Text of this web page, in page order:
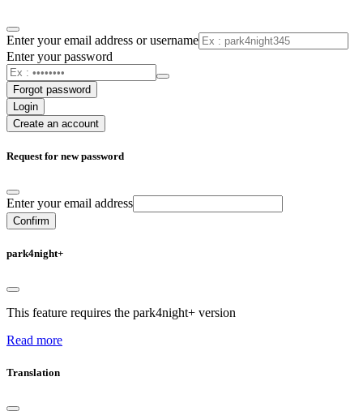
Enter your email address or username
Enter your password
Forgot password
Login
Create an account
Request for new password
Enter your email address
Confirm
park4night+
This feature requires the park4night+ version
Read more
Translation